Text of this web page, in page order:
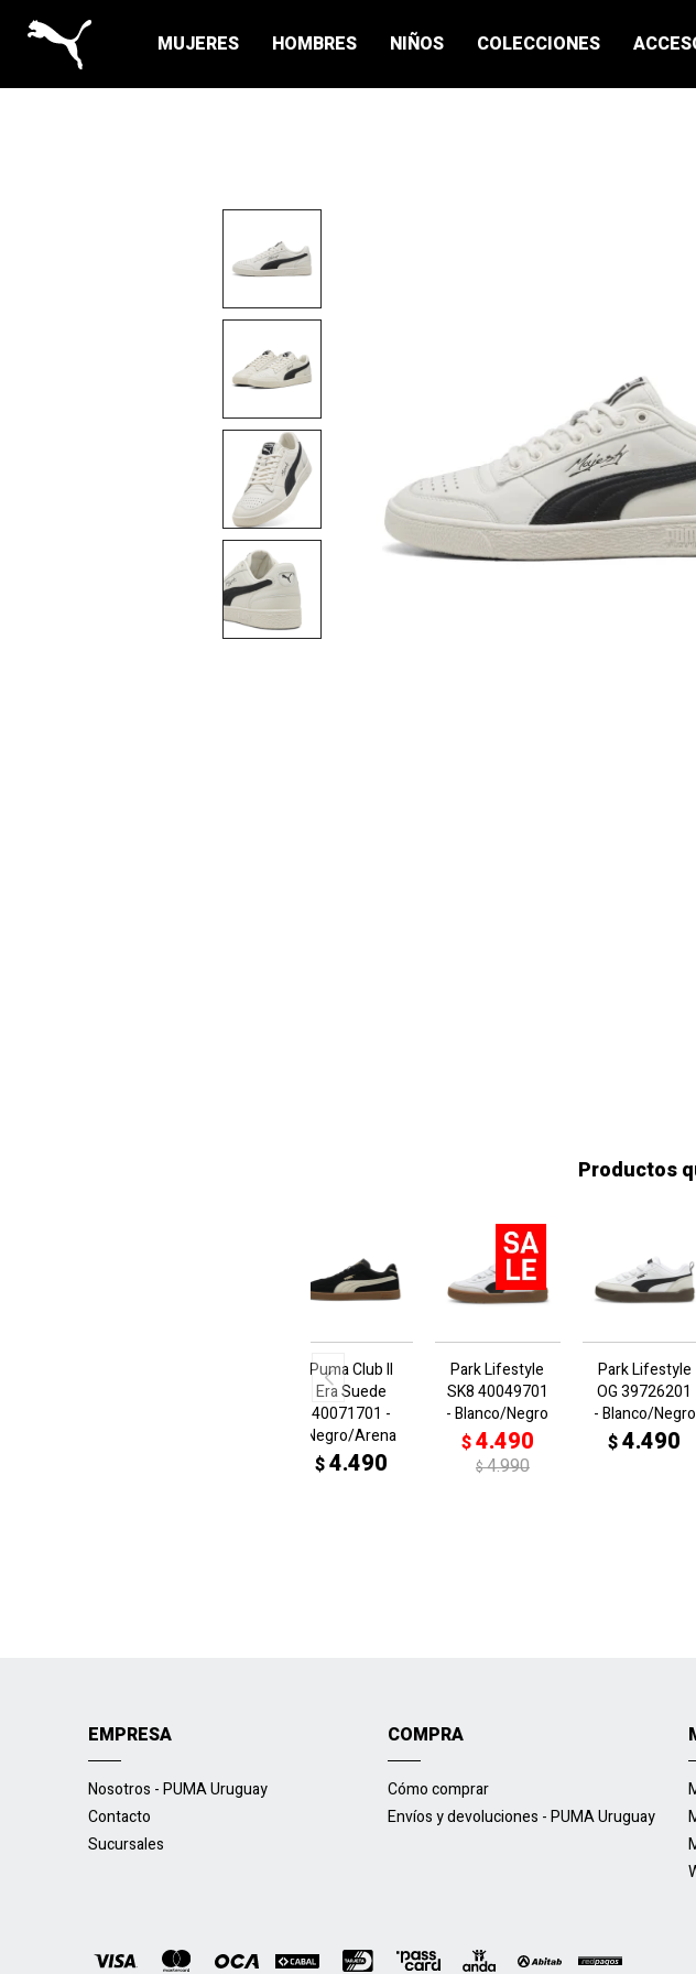
MUJERES HOMBRES NIÑOS COLECCIONES
Productos
Puma Club II
Era Suede
40071701 -
Negro/Arena
$4.490
Park Lifestyle
SK8 40049701
- Blanco/Negro
$4.490
$4.990
Park Lifestyle
OG 39726201
- Blanco/Negro
$4.490
EMPRESA
Nosotros - PUMA Uruguay
Contacto
Sucursales
COMPRA
Cómo comprar
Envíos y devoluciones - PUMA Uruguay